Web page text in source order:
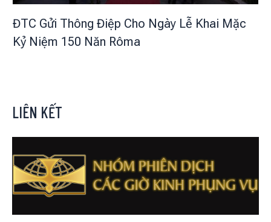
ĐTC Gửi Thông Điệp Cho Ngày Lễ Khai Mặc
Kỷ Niệm 150 Năn Rôma
LIÊN KẾT